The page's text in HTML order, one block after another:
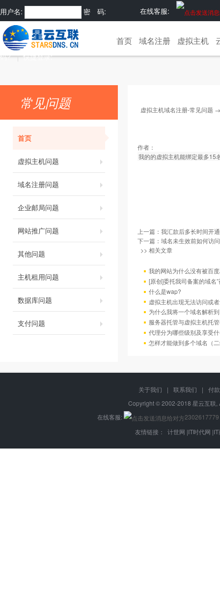
在线客服:
用户名: 密 码:
码? 快捷登录:
首页 域名注册 虚拟主机
常见问题
首页
虚拟主机问题
域名注册问题
企业邮局问题
网站推广问题
其他问题
主机租用问题
数据库问题
支付问题
虚拟主机域名注册-常见问题
作者：
我的的虚拟主机能绑定最多15
上一篇： 我汇款后多长时间开
下一篇： 域名未生效前如何访
>> 相关文章
我的网站为什么没有被百
[原创]委托我司备案的域名
什么是wap?
虚拟主机出现无法访问或
为什么我将一个域名解析
服务器托管与虚拟主机托
代理分为哪些级别及享受
怎样才能做到多个域名（
关于我们 | 联系我们 |
付
Copyright © 2002-2018 星云互
在线客服:
2302617779
友情链接： 计世网 |IT时代网 |